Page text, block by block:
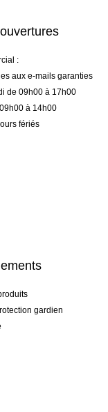
:
aux e-mails garanties
de 09h00 à 17h00
à 14h00
fériés
gardien